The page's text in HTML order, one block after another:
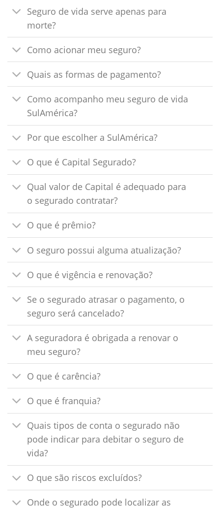
Seguro de vida serve apenas para
morte?
Como acionar meu seguro?
Quais as formas de pagamento?
Como acompanho meu seguro de vida
SulAmérica?
Por que escolher a SulAmérica?
O que é Capital Segurado?
Qual valor de Capital é adequado para
o segurado contratar?
O que é prêmio?
O seguro possui alguma atualização?
O que é vigência e renovação?
Se o segurado atrasar o pagamento, o
seguro será cancelado?
A seguradora é obrigada a renovar o
meu seguro?
O que é carência?
O que é franquia?
Quais tipos de conta o segurado não
pode indicar para debitar o seguro de
vida?
O que são riscos excluídos?
Onde o segurado pode localizar as